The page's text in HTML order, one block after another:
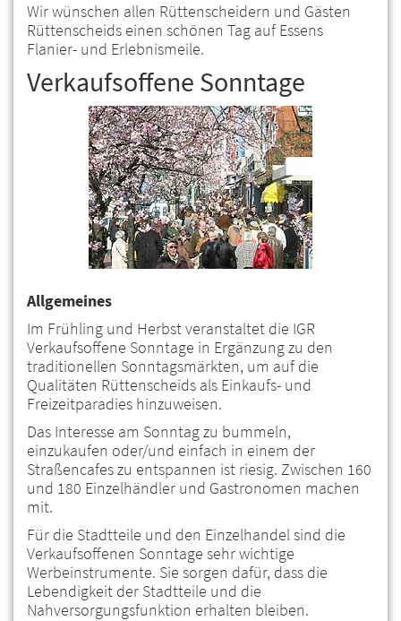
Wir wünschen allen Rüttenscheidern und Gästen
Rüttenscheids einen schönen Tag auf Essens
Flanier- und Erlebnismeile.
Verkaufsoffene Sonntage
Allgemeines
Im Frühling und Herbst veranstaltet die IGR
Verkaufsoffene Sonntage in Ergänzung zu den
traditionellen Sonntagsmärkten, um auf die
Qualitäten Rüttenscheids als Einkaufs- und
Freizeitparadies hinzuweisen.
Das Interesse am Sonntag zu bummeln,
einzukaufen oder/und einfach in einem der
Straßencafes zu entspannen ist riesig. Zwischen 160
und 180 Einzelhändler und Gastronomen machen
mit.
Für die Stadtteile und den Einzelhandel sind die
Verkaufsoffenen Sonntage sehr wichtige
Werbeinstrumente. Sie sorgen dafür, dass die
Lebendigkeit der Stadtteile und die
Nahversorgungsfunktion erhalten bleiben.